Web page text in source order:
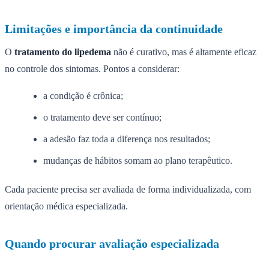
Limitações e importância da continuidade
O tratamento do lipedema não é curativo, mas é altamente eficaz
no controle dos sintomas. Pontos a considerar:
a condição é crônica;
o tratamento deve ser contínuo;
a adesão faz toda a diferença nos resultados;
mudanças de hábitos somam ao plano terapêutico.
Cada paciente precisa ser avaliada de forma individualizada, com
orientação médica especializada.
Quando procurar avaliação especializada